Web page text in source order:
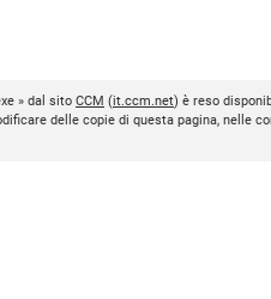
» dal sito CCM (it.ccm.net) è reso
delle copie di questa pagina, nelle